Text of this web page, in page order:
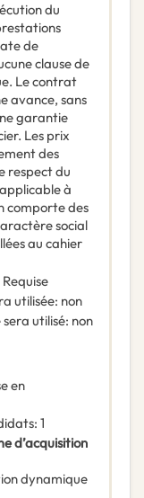
du
de
clause de
Le contrat
avance, sans
garantie
Les prix
des
respect du
à
comporte des
social
au cahier
Requise
utilisée: non
utilisé: non
en
: 1
d’acquisition
dynamique